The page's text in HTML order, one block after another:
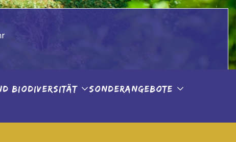
für Urlaubsgäste, täglich von 7:30 bis 9:30 Uhr /
Biodiversität
Sonderangebote